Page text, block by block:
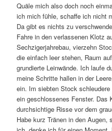
Quäle mich also doch noch
ich mich fühle, schaffe ich nicht
Da gibt es nichts zu
Fahre in den verlassenen Klotz
Sechzigerjahrebau, vierzehn
die einfach leer stehen, Raum
grundierte Leinwände. Ich laufe
meine Schritte hallen in der
ein. Im siebten Stock
ein geschlossenes Fenster. Das
durchsichtige Risse vor dem
Habe kurz Tränen in den